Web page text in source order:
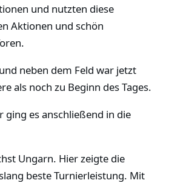
und nutzten diese
Aktionen und schön
neben dem Feld war jetzt
als noch zu Beginn des Tages.
ging es anschließend in die
Ungarn. Hier zeigte die
beste Turnierleistung. Mit